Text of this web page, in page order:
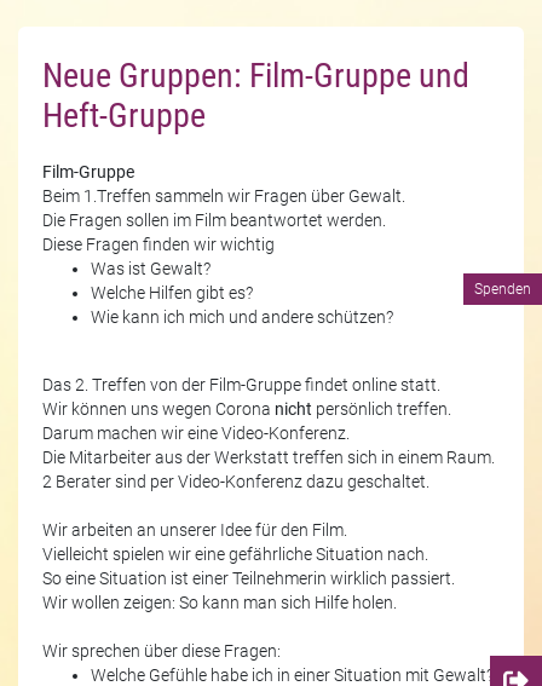
Neue Gruppen: Film-Gruppe und
Heft-Gruppe
Film-Gruppe
Beim 1.Treffen sammeln wir Fragen über Gewalt.
Die Fragen sollen im Film beantwortet werden.
Diese Fragen finden wir wichtig
Was ist Gewalt?
Welche Hilfen gibt es?
Wie kann ich mich und andere schützen?
Das 2. Treffen von der Film-Gruppe findet online statt.
Wir können uns wegen Corona nicht persönlich treffen.
Darum machen wir eine Video-Konferenz.
Die Mitarbeiter aus der Werkstatt treffen sich in einem Raum.
2 Berater sind per Video-Konferenz dazu geschaltet.
Wir arbeiten an unserer Idee für den Film.
Vielleicht spielen wir eine gefährliche Situation nach.
So eine Situation ist einer Teilnehmerin wirklich passiert.
Wir wollen zeigen: So kann man sich Hilfe holen.
Wir sprechen über diese Fragen:
Welche Gefühle habe ich in einer Situation mit Gewalt?
Spenden